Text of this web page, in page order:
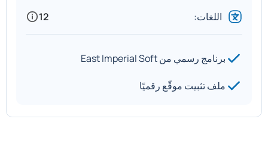
اللغات: 12
برنامج رسمي من East Imperial Soft
ملف تثبيت موقّع رقميًا